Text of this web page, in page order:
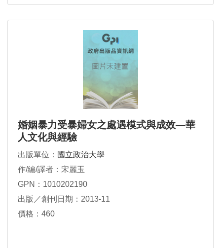
婚姻暴力受暴婦女之處遇模式與成效—華
人文化與經驗
出版單位： 國立政治大學
作/編/譯者：宋麗玉
GPN：1010202190
出版／創刊日期：2013-11
價格：460